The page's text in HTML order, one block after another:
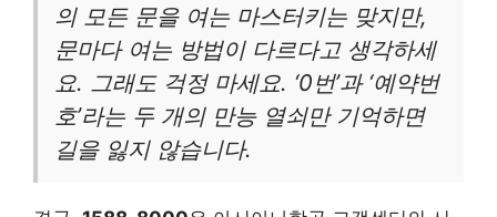
의 모든 문을 여는 마스터키는 맞지만,
문마다 여는 방법이 다르다고 생각하세
요. 그래도 걱정 마세요. ‘0번’과 ‘예약번
호’라는 두 개의 만능 열쇠만 기억하면
길을 잃지 않습니다.